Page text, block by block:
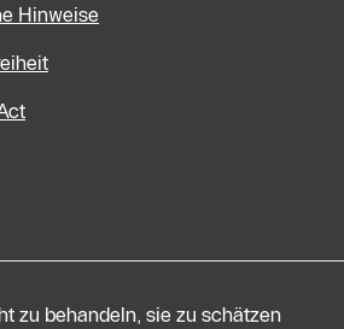
Hinweise
zu behandeln, sie zu schätzen